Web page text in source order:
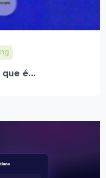
que é...